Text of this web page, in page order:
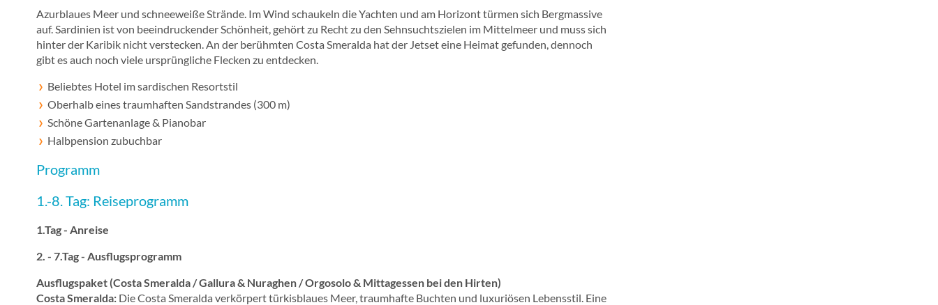
Azurblaues Meer und schneeweiße Strände. Im Wind schaukeln die Yachten und am Horizont türmen sich Bergmassive
auf. Sardinien ist von beeindruckender Schönheit, gehört zu Recht zu den Sehnsuchtszielen im Mittelmeer und muss sich
hinter der Karibik nicht verstecken. An der berühmten Costa Smeralda hat der Jetset eine Heimat gefunden, dennoch
gibt es auch noch viele ursprüngliche Flecken zu entdecken.
Beliebtes Hotel im sardischen Resortstil
Oberhalb eines traumhaften Sandstrandes (300 m)
Schöne Gartenanlage & Pianobar
Halbpension zubuchbar
Programm
1.-8. Tag: Reiseprogramm
1.Tag - Anreise
2. - 7.Tag - Ausflugsprogramm
Ausflugspaket (Costa Smeralda / Gallura & Nuraghen / Orgosolo & Mittagessen bei den Hirten)
Costa Smeralda: Die Costa Smeralda verkörpert türkisblaues Meer, traumhafte Buchten und luxuriösen Lebensstil. Eine